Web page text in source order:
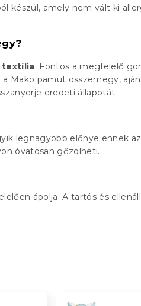
készül, amely nem vált ki
textília. Fontos a megfelelő
a Mako pamut összemegy,
eredeti állapotát.
legnagyobb előnye ennek az
óvatosan gőzölheti.
ápolja. A tartós és